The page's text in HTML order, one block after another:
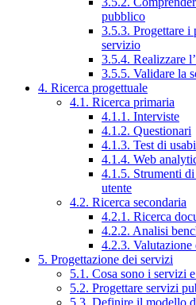
pubblico
3.5.3. Progettare i
servizio
3.5.4. Realizzare
3.5.5. Validare la
4. Ricerca progettuale
4.1. Ricerca primaria
4.1.1. Interviste
4.1.2. Questionari
4.1.3. Test di
4.1.4. Web
4.1.5. Strumenti di
utente
4.2. Ricerca secondaria
4.2.1. Ricerca
4.2.2. Analisi
4.2.3. Valutazione
5. Progettazione dei servizi
5.1. Cosa sono i servizi
5.2. Progettare servizi
5.3. Definire il modello